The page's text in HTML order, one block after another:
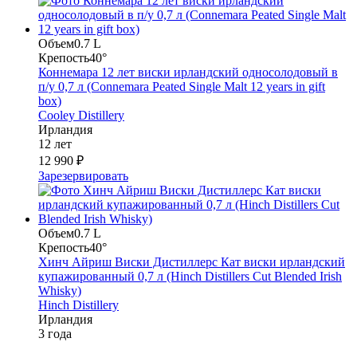
Объем0.7 L
Крепость40°
Коннемара 12 лет виски ирландский односолодовый в
п/у 0,7 л (Connemara Peated Single Malt 12 years in gift
box)
Cooley Distillery
Ирландия
12 лет
12 990 ₽
Зарезервировать
Объем0.7 L
Крепость40°
Хинч Айриш Виски Дистиллерс Кат виски ирландский
купажированный 0,7 л (Hinch Distillers Cut Blended Irish
Whisky)
Hinch Distillery
Ирландия
3 года